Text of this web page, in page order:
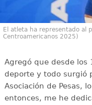
El atleta ha representado al
Centroamericanos 2025)
Agregó que desde los
deporte y todo surgió
Asociación de Pesas,
entonces, me he